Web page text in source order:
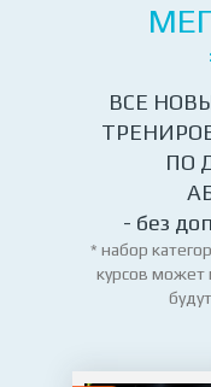
ВСЕ
ПО
- без
* набор
курсов может